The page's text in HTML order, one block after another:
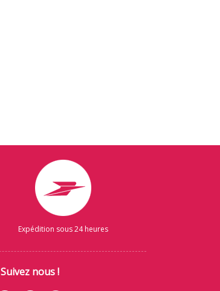
Expédition sous 24 heures
Suivez nous !